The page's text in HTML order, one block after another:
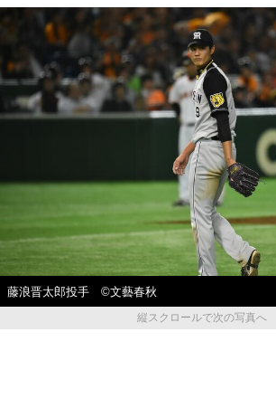
藤浪晋太郎投手 ©文藝春秋
縦スクロールで次の写真へ